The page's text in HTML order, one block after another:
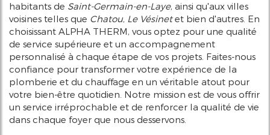
habitants de Saint-Germain-en-Laye, ainsi qu'aux villes
voisines telles que Chatou, Le Vésinetet bien d'autres. En
choisissant ALPHA THERM, vous optez pour une qualité
de service supérieure et un accompagnement
personnalisé à chaque étape de vos projets. Faites-nous
confiance pour transformer votre expérience de la
plomberie et du chauffage en un véritable atout pour
votre bien-être quotidien. Notre mission est de vous offrir
un service irréprochable et de renforcer la qualité de vie
dans chaque foyer que nous desservons.